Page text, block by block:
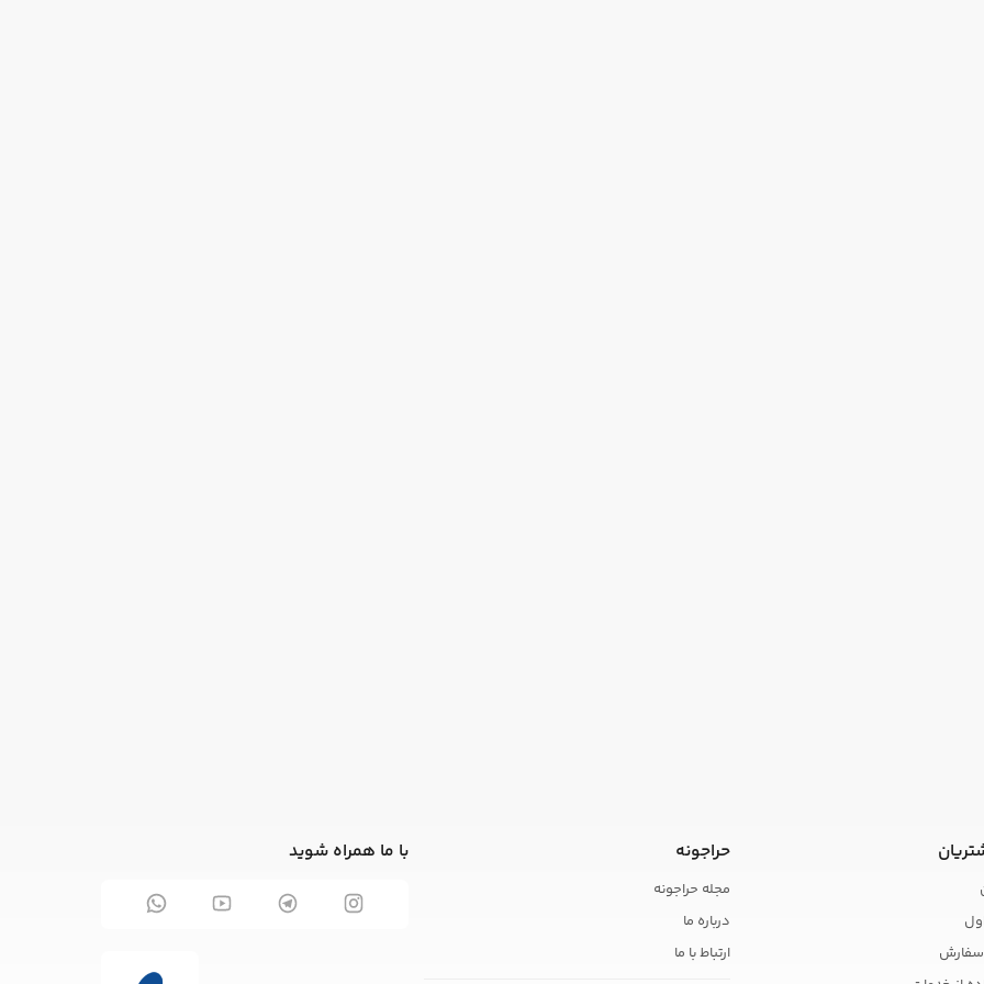
حراجونه
مجله حراجونه
درباره ما
ارتباط با ما
با ما همراه شوید